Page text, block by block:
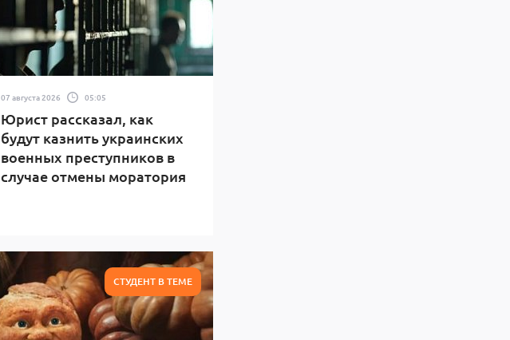
07 августа 2026 05:05
Юрист рассказал, как
будут казнить украинских
военных преступников в
случае отмены моратория
СТУДЕНТ В ТЕМЕ